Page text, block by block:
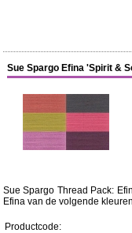
Sue Spargo Efina 'Spirit &
Sue Spargo Thread Pack:
Efina van de volgende
Productcode: